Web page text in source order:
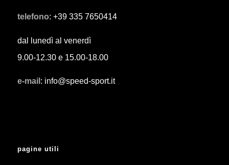
telefono: +39 335 7650414
dal lunedì al venerdì
9.00-12.30 e 15.00-18.00
e-mail : info@speed-sport.it
pagine utili